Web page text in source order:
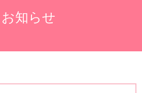
お知らせ